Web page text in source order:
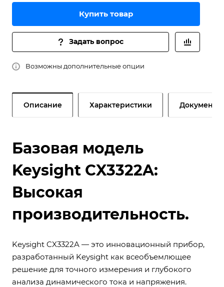
Купить товар
Задать вопрос
Возможны дополнительные опции
Описание Характеристики Документы
Базовая модель
Keysight CX3322A:
Высокая
производительность.
Keysight CX3322A — это инновационный прибор,
разработанный Keysight как всеобъемлющее
решение для точного измерения и глубокого
анализа динамического тока и напряжения.